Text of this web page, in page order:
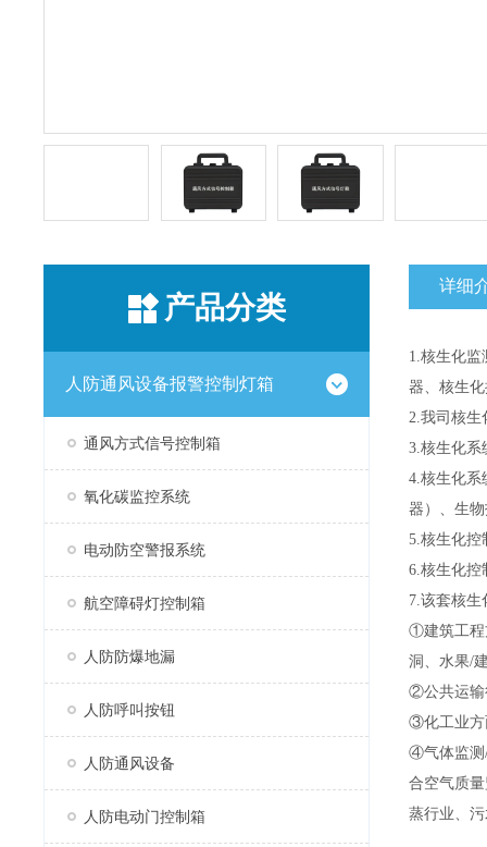
产品分类
人防通风设备报警控制灯箱
通风方式信号控制箱
氧化碳监控系统
电动防空警报系统
航空障碍灯控制箱
人防防爆地漏
人防呼叫按钮
人防通风设备
人防电动门控制箱
详细
1.核生化
器、核生
2.我司核生
3.核生化系
4.核生化系
器）、生
5.核生化控
6.核生化控
7.该套核生
①建筑工程
洞、水果/
②公共运输
③化工业方
④气体监测/
合空气质
蒸行业、